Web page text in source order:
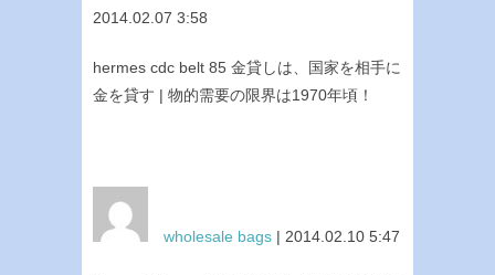
2014.02.07 3:58
hermes cdc belt 85 金貸しは、国家を相手に
金を貸す | 物的需要の限界は1970年頃！
wholesale bags | 2014.02.10 5:47